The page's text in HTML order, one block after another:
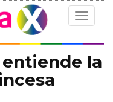
Toggle
la